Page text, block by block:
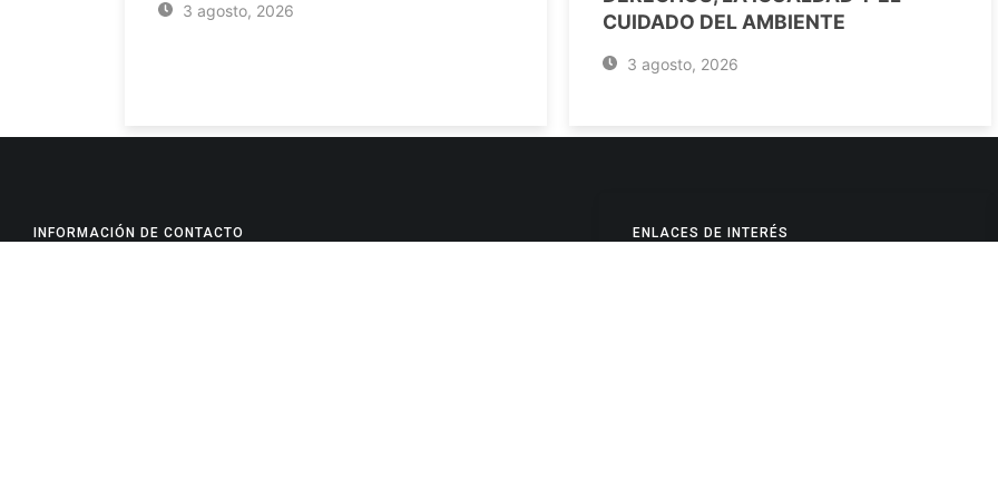
3 agosto, 2026
CUIDADO DEL AMBIENTE
3 agosto, 2026
INFORMACIÓN DE CONTACTO ENLACES DE INTERÉS